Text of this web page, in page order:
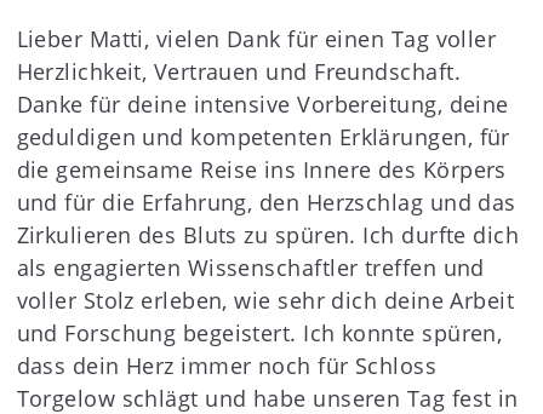
Lieber Matti, vielen Dank für einen Tag voller
Herzlichkeit, Vertrauen und Freundschaft.
Danke für deine intensive Vorbereitung, deine
geduldigen und kompetenten Erklärungen, für
die gemeinsame Reise ins Innere des Körpers
und für die Erfahrung, den Herzschlag und das
Zirkulieren des Bluts zu spüren. Ich durfte dich
als engagierten Wissenschaftler treffen und
voller Stolz erleben, wie sehr dich deine Arbeit
und Forschung begeistert. Ich konnte spüren,
dass dein Herz immer noch für Schloss
Torgelow schlägt und habe unseren Tag fest in